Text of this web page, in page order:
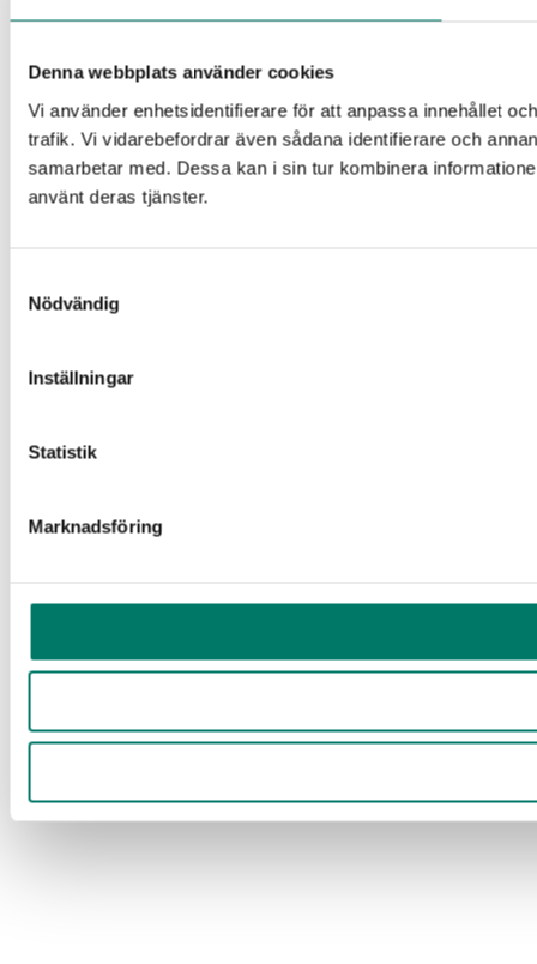
Denna webbplats använder cookies
Vi använder enhetsidentifierare för att anpassa innehållet
trafik. Vi vidarebefordrar även sådana identifierare och
samarbetar med. Dessa kan i sin tur kombinera
använt deras tjänster.
Nödvändig
Inställningar
Statistik
Marknadsföring